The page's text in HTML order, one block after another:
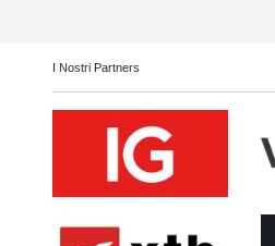
I Nostri Partners